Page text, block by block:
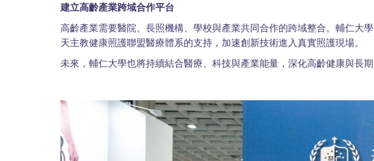
建立高齡產業跨域合作平台
高齡產業需要醫院、長照機構、學校與產業共同合作的跨域整合。輔仁大
天主教健康照護聯盟醫療體系的支持，加速創新技術進入真實照護現場。
未來，輔仁大學也將持續結合醫療、科技與產業能量，深化高齡健康與長